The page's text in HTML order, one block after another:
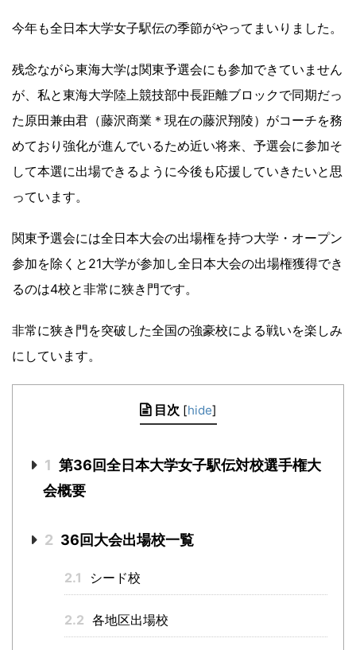
今年も全日本大学女子駅伝の季節がやってまいりました。
残念ながら東海大学は関東予選会にも参加できていません
が、私と東海大学陸上競技部中長距離ブロックで同期だっ
た原田兼由君（藤沢商業＊現在の藤沢翔陵）がコーチを務
めており強化が進んでいるため近い将来、予選会に参加そ
して本選に出場できるように今後も応援していきたいと思
っています。
関東予選会には全日本大会の出場権を持つ大学・オープン
参加を除くと21大学が参加し全日本大会の出場権獲得でき
るのは4校と非常に狭き門です。
非常に狭き門を突破した全国の強豪校による戦いを楽しみ
にしています。
目次 [hide]
1 第36回全日本大学女子駅伝対校選手権大
会概要
2 36回大会出場校一覧
2.1 シード校
2.2 各地区出場校